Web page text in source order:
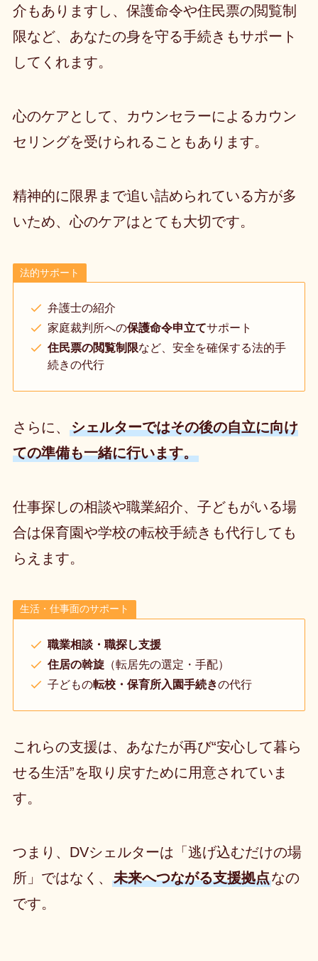
介もありますし、保護命令や住民票の閲覧制
限など、あなたの身を守る手続きもサポート
してくれます。
心のケアとして、カウンセラーによるカウン
セリングを受けられることもあります。
精神的に限界まで追い詰められている方が多
いため、心のケアはとても大切です。
法的サポート
弁護士の紹介
家庭裁判所への保護命令申立てサポート
住民票の閲覧制限など、安全を確保する法的手
続きの代行
さらに、 シェルターではその後の自立に向け
ての準備も一緒に行います。
仕事探しの相談や職業紹介、子どもがいる場
合は保育園や学校の転校手続きも代行しても
らえます。
生活・仕事面のサポート
職業相談・職探し支援
住居の斡旋（転居先の選定・手配）
子どもの転校・保育所入園手続きの代行
これらの支援は、あなたが再び“安心して暮ら
せる生活”を取り戻すために用意されていま
す。
つまり、DVシェルターは「逃げ込むだけの場
所」ではなく、 未来へつながる支援拠点なの
です。